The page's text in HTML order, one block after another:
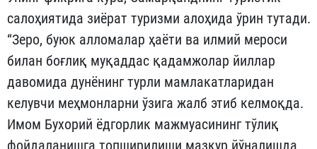
салоҳиятида зиёрат туризми алоҳида ўрин тутади.
“Зеро, буюк алломалар ҳаёти ва илмий мероси
билан боғлиқ муқаддас қадамжолар йиллар
давомида дунёнинг турли мамлакатларидан
келувчи меҳмонларни ўзига жалб этиб келмоқда.
Имом Бухорий ёдгорлик мажмуасининг тўлиқ
фойдаланишга топширилиши мазкур йўналишда